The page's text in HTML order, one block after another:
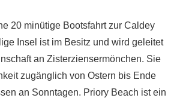
20 minütige Bootsfahrt zur Caldey
Insel ist im Besitz und wird geleitet
an Zisterziensermönchen. Sie
zugänglich von Ostern bis Ende
an Sonntagen. Priory Beach ist ein